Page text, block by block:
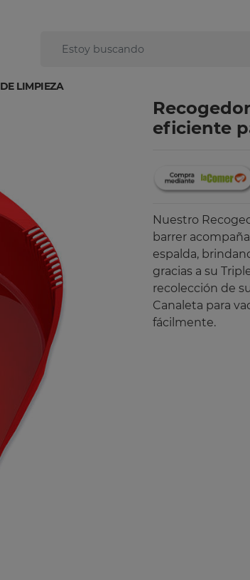
LIMPIEZA
eficiente
Nuestro
barrer
espalda,
gracias a su
recolección de
Canaleta para
fácilmente.